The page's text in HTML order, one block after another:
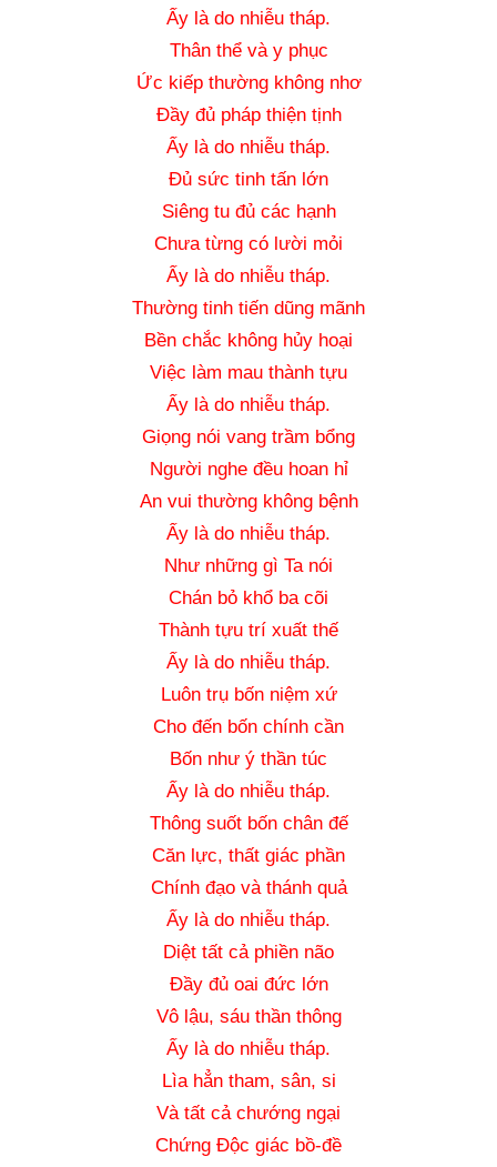
Ấy là do nhiễu tháp.
Thân thể và y phục
Ức kiếp thường không nhơ
Đầy đủ pháp thiện tịnh
Ấy là do nhiễu tháp.
Đủ sức tinh tấn lớn
Siêng tu đủ các hạnh
Chưa từng có lười mỏi
Ấy là do nhiễu tháp.
Thường tinh tiến dũng mãnh
Bền chắc không hủy hoại
Việc làm mau thành tựu
Ấy là do nhiễu tháp.
Giọng nói vang trầm bổng
Người nghe đều hoan hỉ
An vui thường không bệnh
Ấy là do nhiễu tháp.
Như những gì Ta nói
Chán bỏ khổ ba cõi
Thành tựu trí xuất thế
Ấy là do nhiễu tháp.
Luôn trụ bốn niệm xứ
Cho đến bốn chính cần
Bốn như ý thần túc
Ấy là do nhiễu tháp.
Thông suốt bốn chân đế
Căn lực, thất giác phần
Chính đạo và thánh quả
Ấy là do nhiễu tháp.
Diệt tất cả phiền não
Đầy đủ oai đức lớn
Vô lậu, sáu thần thông
Ấy là do nhiễu tháp.
Lìa hẳn tham, sân, si
Và tất cả chướng ngại
Chứng Độc giác bồ-đề